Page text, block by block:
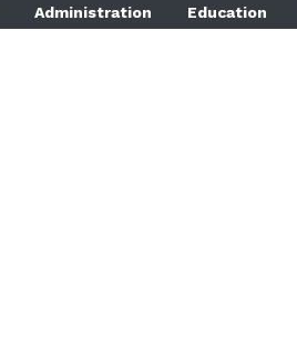
Administration Education